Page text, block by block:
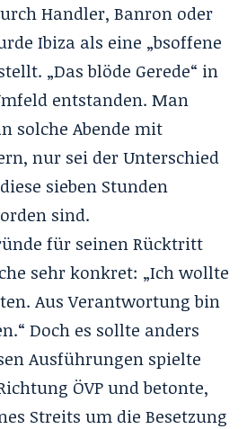
Handler, Banron oder
Ibiza als eine „bsoffene
„Das blöde Gerede“ in
entstanden. Man
solche Abende mit
nur sei der Unterschied
sieben Stunden
sind.
für seinen Rücktritt
sehr konkret: „Ich wollte
Aus Verantwortung bin
Doch es sollte anders
Ausführungen spielte
ÖVP und betonte,
Streits um die Besetzung